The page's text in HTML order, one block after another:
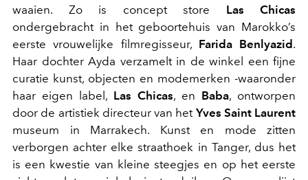
waaien. Zo is concept store Las Chicas
ondergebracht in het geboortehuis van Marokko’s
eerste vrouwelijke filmregisseur, Farida Benlyazid.
Haar dochter Ayda verzamelt in de winkel een fijne
curatie kunst, objecten en modemerken -waaronder
haar eigen label, Las Chicas, en Baba, ontworpen
door de artistiek directeur van het Yves Saint Laurent
museum in Marrakech. Kunst en mode zitten
verborgen achter elke straathoek in Tanger, dus het
is een kwestie van kleine steegjes en op het eerste